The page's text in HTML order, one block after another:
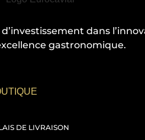
dans
gastronomique.
DE LIVRAISON